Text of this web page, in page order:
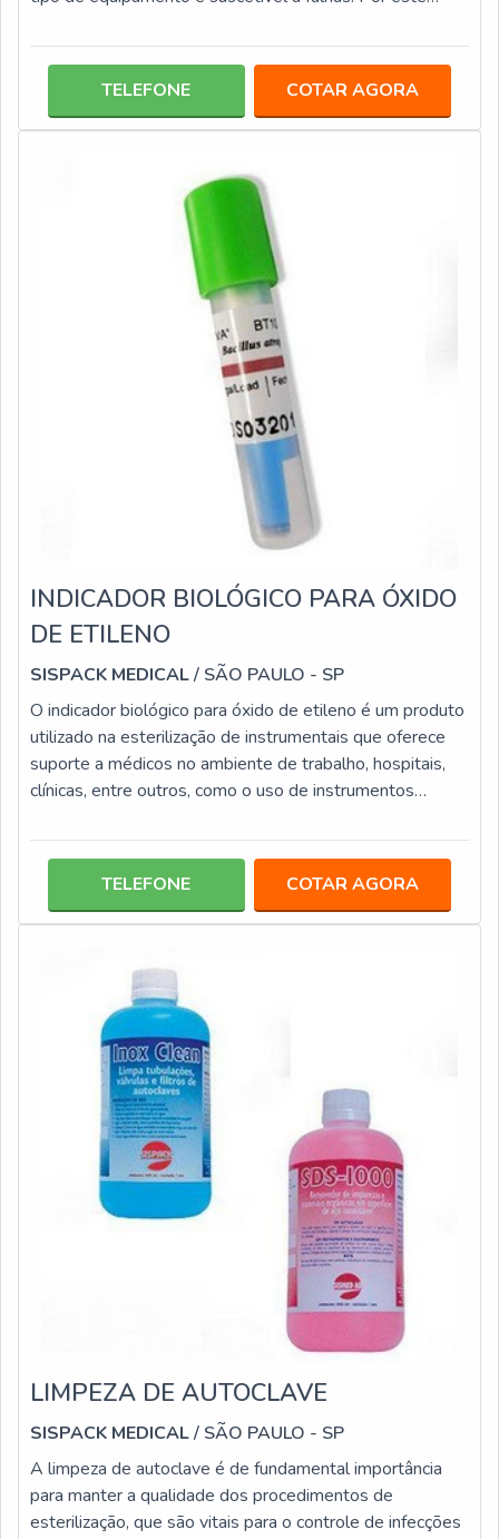
biológico, que são altamente seguros e confiáveis, pois
de microrganismos que sobreviveram ao processo de
esterilização. Este tipo de teste biológico é constituído
TELEFONE COTAR AGORA
INDICADOR BIOLÓGICO PARA ÓXIDO
DE ETILENO
SISPACK MEDICAL/ SÃO PAULO - SP
O indicador biológico para óxido de etileno é um produto
utilizado na esterilização de instrumentais que oferece
suporte a médicos no ambiente de trabalho, hospitais,
clínicas, entre outros, como o uso de instrumentos
aparelhos de monitoração invasiva, instrumento para
Além de ser usado em materiais elétricos, como fios
elétricos, eletrodos, máquinas , motores e bombas, entre
TELEFONE COTAR AGORA
LIMPEZA DE AUTOCLAVE
SISPACK MEDICAL/ SÃO PAULO - SP
A limpeza de autoclave é de fundamental importância
para manter a qualidade dos procedimentos de
esterilização, que são vitais para o controle de infecções